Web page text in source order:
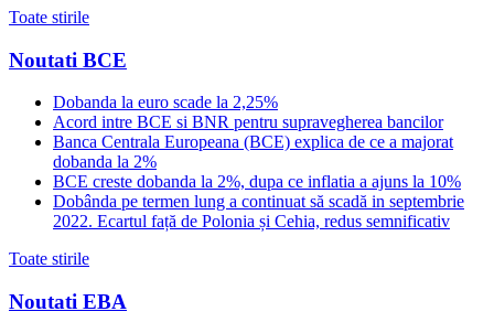
Toate stirile
Noutati BCE
Dobanda la euro scade la 2,25%
Acord intre BCE si BNR pentru supravegherea bancilor
Banca Centrala Europeana (BCE) explica de ce a majorat
dobanda la 2%
BCE creste dobanda la 2%, dupa ce inflatia a ajuns la 10%
Dobânda pe termen lung a continuat să scadă in septembrie
2022. Ecartul față de Polonia și Cehia, redus semnificativ
Toate stirile
Noutati EBA